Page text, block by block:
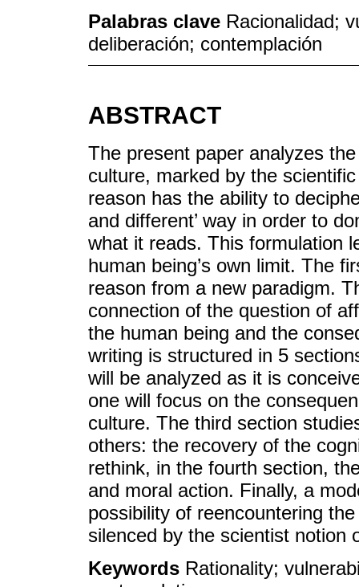
Palabras clave Racionalidad;
deliberación; contemplación
ABSTRACT
The present paper analyzes
culture, marked by the
reason has the ability to
and different’ way in order to
what it reads. This formulation
human being’s own limit. The
reason from a new paradigm.
connection of the question of
the human being and the
writing is structured in 5
will be analyzed as it is
one will focus on the
culture. The third section
others: the recovery of the
rethink, in the fourth section,
and moral action. Finally, a
possibility of reencountering
silenced by the scientist notion
Keywords Rationality;